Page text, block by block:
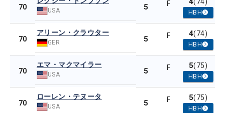
70 USA 5 F (74)
HBH
70
アリーン・クラウター
GER 5 F 4(74)
HBH
70
エマ・マクマイラー
USA 5 F 5(75)
HBH
70
ローレン・テヌータ
USA 5 F 5(75)
HBH